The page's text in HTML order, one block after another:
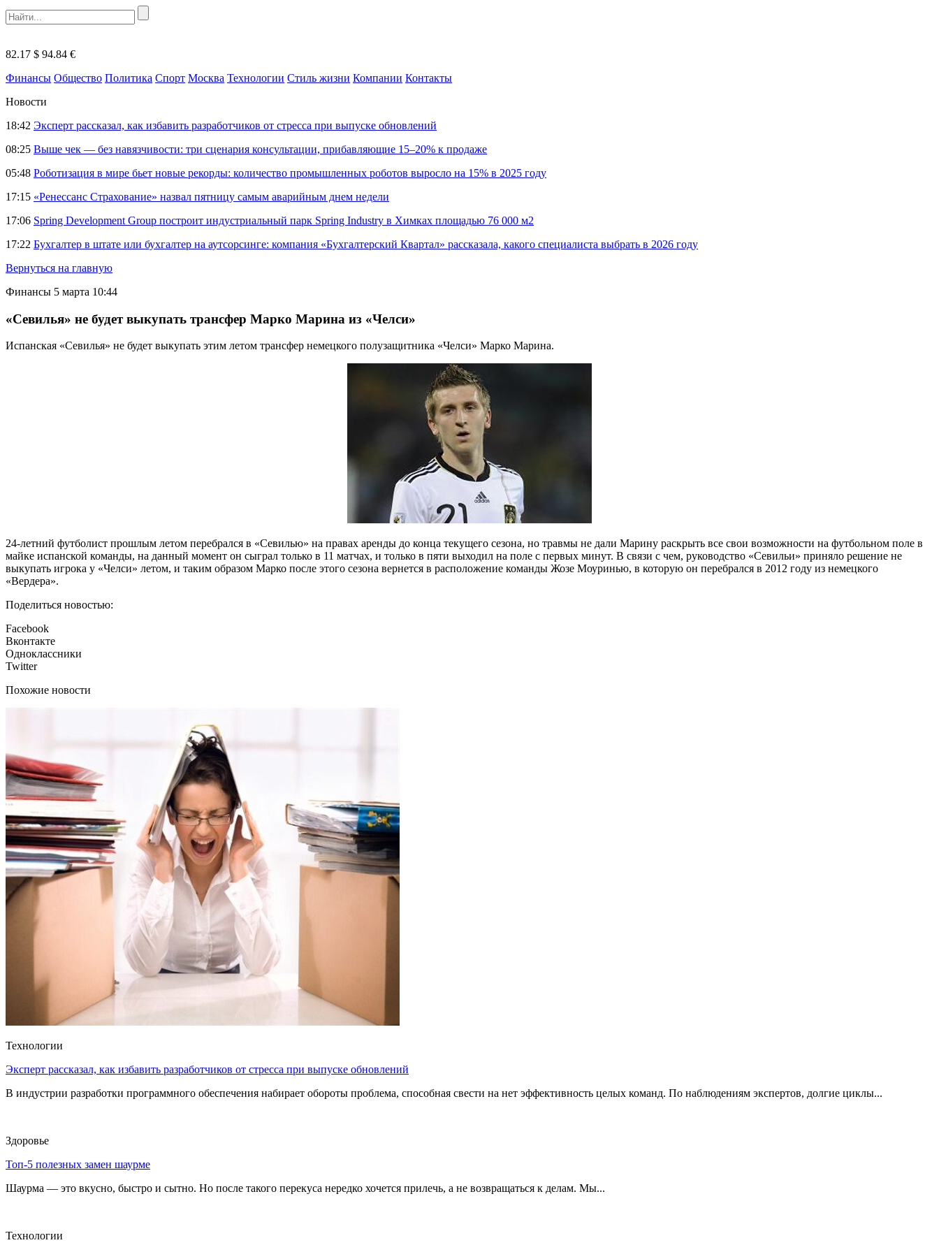
82.17 $ 94.84 €
Финансы Общество Политика Спорт Москва Технологии Стиль жизни Компании Контакты
Новости
18:42 Эксперт рассказал, как избавить разработчиков от стресса при выпуске обновлений
08:25 Выше чек — без навязчивости: три сценария консультации, прибавляющие 15–20% к продаже
05:48 Роботизация в мире бьет новые рекорды: количество промышленных роботов выросло на 15% в 2025 году
17:15 «Ренессанс Страхование» назвал пятницу самым аварийным днем недели
17:06 Spring Development Group построит индустриальный парк Spring Industry в Химках площадью 76 000 м2
17:22 Бухгалтер в штате или бухгалтер на аутсорсинге: компания «Бухгалтерский Квартал» рассказала, какого специалиста выбрать в 2026 году
Вернуться на главную
Финансы 5 марта 10:44
«Севилья» не будет выкупать трансфер Марко Марина из «Челси»
Испанская «Севилья» не будет выкупать этим летом трансфер немецкого полузащитника «Челси» Марко Марина.
24-летний футболист прошлым летом перебрался в «Севилью» на правах аренды до конца текущего сезона, но травмы не дали Марину раскрыть все свои возможности на футбольном поле в
майке испанской команды, на данный момент он сыграл только в 11 матчах, и только в пяти выходил на поле с первых минут. В связи с чем, руководство «Севильи» приняло решение не
выкупать игрока у «Челси» летом, и таким образом Марко после этого сезона вернется в расположение команды Жозе Моуринью, в которую он перебрался в 2012 году из немецкого
«Вердера».
Поделиться новостью:
Facebook
Вконтакте
Одноклассники
Twitter
Похожие новости
Технологии
Эксперт рассказал, как избавить разработчиков от стресса при выпуске обновлений
В индустрии разработки программного обеспечения набирает обороты проблема, способная свести на нет эффективность целых команд. По наблюдениям экспертов, долгие циклы...
Здоровье
Топ-5 полезных замен шаурме
Шаурма — это вкусно, быстро и сытно. Но после такого перекуса нередко хочется прилечь, а не возвращаться к делам. Мы...
Технологии